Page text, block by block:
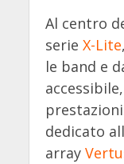
Al centro
serie X-Lite
le band e
dedicato
array